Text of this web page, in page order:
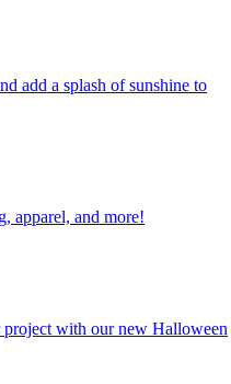
add a splash of sunshine to
apparel, and more!
with our new Halloween